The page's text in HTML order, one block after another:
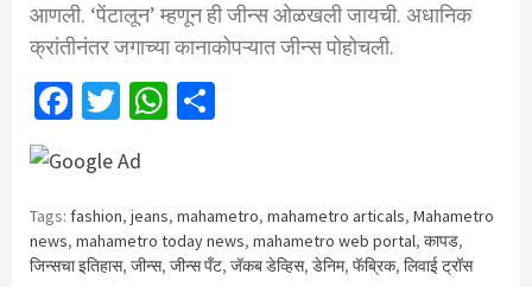
आणली. ‘पेंटालून’ म्हणून ही जीन्स ओळखली जायची. अधानिक
क्रांतीनंतर जगाच्या कानाकोपऱ्यात जीन्स पोहोचली.
Facebook
TwitterWhatsApp
Tags: fashion, jeans, mahametro, mahametro articals, Mahametro
news, mahametro today news, mahametro web portal, कापड,
जिन्सचा इतिहास, जीन्स, जीन्स पँट, जॅकब डेव्हिस, डेनिम, फॅब्रिक, लिवाई ट्रॉस